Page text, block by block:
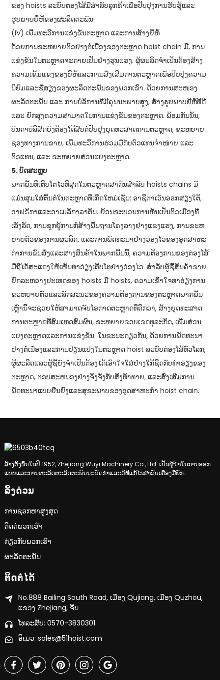
ຂອງ hoists ລະບົບຕ່ອງໂສ້ມືສໍາລັບລູກຄ້າເພື່ອປັບປຸງການຮັບຮູ້ແລະ
ຮູບພາບຍີ່ຫໍ້ຂອງຜະລິດຕະພັນ.
(IV) ເພີ່ມທະວີການແຂ່ງຂັນຕະຫຼາດ ແລະການສ້າງຍີ່ຫໍ້
ດ້ວຍການຂະຫຍາຍຕົວຢ່າງຕໍ່ເນື່ອງຂອງຕະຫຼາດ hoist chain ມື, ການ
ແຂ່ງຂັນໃນຕະຫຼາດຈະກາຍເປັນຢ່າງຮຸນແຮງ. ຜູ້ຜະລິດຈໍາເປັນຕ້ອງສ້າງ
ຄວາມເຂັ້ມແຂງຂອງຍີ່ຫໍ້ແລະການສົ່ງເສີມການຕະຫຼາດເພື່ອປັບປຸງຄວາມ
ນິຍົມແລະຊື່ສຽງຂອງຜະລິດຕະພັນຂອງພວກເຂົາ. ດ້ວຍການສະໜອງ
ຜະລິດຕະພັນ ແລະ ການບໍລິການທີ່ມີຄຸນນະພາບສູງ, ສ້າງຮູບພາບຍີ່ຫໍ້ທີ່ດີ
ແລະ ຍົກສູງຄວາມສາມາດໃນການແຂ່ງຂັນຂອງຕະຫຼາດ. ພ້ອມກັນນັ້ນ,
ບັນດາບໍລິສັດຍັງຕ້ອງໄດ້ສືບຕໍ່ປັບປຸງຍຸດທະສາດການຕະຫຼາດ, ຂະຫຍາຍ
ຊ່ອງທາງການຂາຍ, ເພີ່ມທະວີການຮ່ວມມືກັບຕົວແທນຈໍາໜ່າຍ ແລະ
ຕົວແທນ, ແລະ ຂະຫຍາຍສ່ວນແບ່ງຕະຫຼາດ.
5. ບົດສະຫຼຸບ
ພາກພື້ນທີ່ເຕີບໂຕໄວທີ່ສຸດໃນຕະຫຼາດສາກົນສໍາລັບ hoists chains ມື
ແມ່ນສຸມໃສ່ຕົ້ນຕໍໃນຕະຫຼາດທີ່ເກີດໃຫມ່ເຊັ່ນ: ອາຊີຕາເວັນອອກສຽງໃຕ້,
ອາຟຣິກາແລະອາເມລິກາລາຕິນ. ຍ້ອນ​ຂະ​ບວນ​ການ​ຫັນ​ເປັນ​ຕົວ​ເມືອງ​ທີ່​
ເລັ່ງ​ລັດ, ການ​ຊຸກ​ຍູ້​ການ​ກໍ່​ສ້າງ​ພື້ນ​ຖານ​ໂຄງ​ລ່າງ​ຢ່າງ​ແຂງ​ແຮງ, ການ​ຂະ​ຫ
ຍາຍ​ຕົວ​ຂອງ​ການ​ຜະ​ລິດ, ແລະ​ການ​ພັດ​ທະ​ນາ​ຢ່າງ​ວ່ອງ​ໄວ​ຂອງ​ອຸດ​ສາ​ຫະ​
ກຳ​ການ​ຂົນ​ສົ່ງ​ແລະ​ສາງ​ສິນ​ຄ້າ​ໃນ​ພາກ​ພື້ນ​ນີ້, ຄວາມ​ຕ້ອງ​ການ​ຂອງ​ຕ່ອງ​ໂສ້​
ມື​ຖື​ໄດ້​ສະ​ແດງ​ໃຫ້​ເຫັນ​ທ່າ​ອ່ຽງ​ເຕີບ​ໂຕ​ຢ່າງ​ວ່ອງ​ໄວ. ສໍາລັບຜູ້ຊື້ສິນຄ້າຂາຍ
ຍົກລະຫວ່າງປະເທດຂອງ hoists ມື hoists, ຄວາມເຂົ້າໃຈທ່າອ່ຽງການ
ຂະຫຍາຍຕົວແລະລັກສະນະຂອງຄວາມຕ້ອງການຂອງຕະຫຼາດພາກພື້ນ
ເຫຼົ່ານີ້ຈະຊ່ວຍໃຫ້ສາມາດຈັບໂອກາດຕະຫຼາດທີ່ດີກວ່າ, ສ້າງຍຸດທະສາດ
ການຕະຫຼາດທີ່ສົມເຫດສົມຜົນ, ຂະຫຍາຍຂອບເຂດທຸລະກິດ, ເພີ່ມສ່ວນ
ແບ່ງຕະຫຼາດແລະການແຂ່ງຂັນ. ໃນຂະນະດຽວກັນ, ດ້ວຍການພັດທະນາ
ຢ່າງຕໍ່ເນື່ອງແລະການປ່ຽນແປງໃນຕະຫຼາດ hoist ລະບົບຕ່ອງໂສ້ທົ່ວໂລກ,
ຜູ້ຜະລິດແລະຜູ້ຊື້ຍັງຈໍາເປັນຕ້ອງໄດ້ເອົາໃຈໃສ່ຢ່າງໃກ້ຊິດກັບທ່າອ່ຽງຂອງ
ຕະຫຼາດ, ຕອບສະຫນອງຢ່າງຈິງຈັງກັບສິ່ງທ້າທາຍ, ແລະສົ່ງເສີມການ
ພັດທະນາແບບຍືນຍົງແລະສຸຂະພາບຂອງອຸດສາຫະກໍາ hoist chain.
ສ້າງຕັ້ງຂຶ້ນໃນປີ 1952, Zhejiang Wuyi Machinery Co., Ltd. ເປັນຜູ້ນໍາໃນການອອກ
ແບບແລະການຜະລິດຜະລິດຕະພັນນະວັດກໍາແລະວິທີແກ້ໄຂສໍາລັບເຄື່ອງມືຍົກ.
ລິ້ງດ່ວນ
ການຊອກຫາສູງສຸດ
ຕິດຕໍ່ພວກເຮົາ
ກ່ຽວກັບພວກເຮົາ
ຜະລິດຕະພັນ
ຕິດຕໍ່ໄດ້
No.888 Bailing South Road, ເມືອງ Qujiang, ເມືອງ Quzhou,
ແຂວງ Zhejiang, ຈີນ
ໂທລະສັບ: 0570-3830301
ອີເມວ: sales@51hoist.com